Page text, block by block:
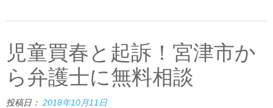
児童買春と起訴！宮津市か
ら弁護士に無料相談
投稿日： 2018年10月11日